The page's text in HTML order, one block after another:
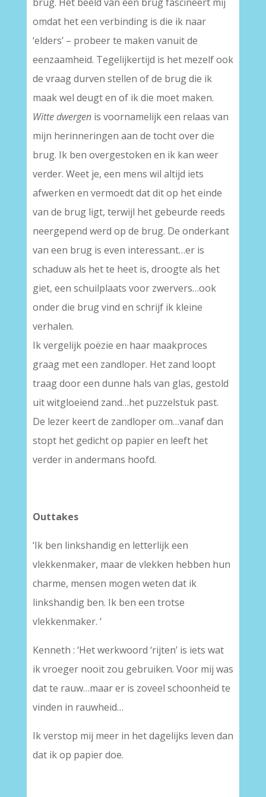
brug. Het beeld van een brug fascineert mij
omdat het een verbinding is die ik naar
‘elders’ – probeer te maken vanuit de
eenzaamheid. Tegelijkertijd is het mezelf ook
de vraag durven stellen of de brug die ik
maak wel deugt en of ik die moet maken.
Wittedwergenis voornamelijk een relaas van
mijn herinneringen aan de tocht over die
brug. Ik ben overgestoken en ik kan weer
verder. Weet je, een mens wil altijd iets
afwerken en vermoedt dat dit op het einde
van de brug ligt, terwijl het gebeurde reeds
neergepend werd op de brug. De onderkant
van een brug is even interessant…er is
schaduw als het te heet is, droogte als het
giet, een schuilplaats voor zwervers…ook
onder die brug vind en schrijf ik kleine
verhalen.
Ik vergelijk poëzie en haar maakproces
graag met een zandloper. Het zand loopt
traag door een dunne hals van glas, gestold
uit witgloeiend zand…het puzzelstuk past.
De lezer keert de zandloper om…vanaf dan
stopt het gedicht op papier en leeft het
verder in andermans hoofd.
Outtakes
‘Ik ben linkshandig en letterlijk een
vlekkenmaker, maar de vlekken hebben hun
charme, mensen mogen weten dat ik
linkshandig ben. Ik ben een trotse
vlekkenmaker. ‘
Kenneth : ‘Het werkwoord ‘rijten’ is iets wat
ik vroeger nooit zou gebruiken. Voor mij was
dat te rauw…maar er is zoveel schoonheid te
vinden in rauwheid…
Ik verstop mij meer in het dagelijks leven dan
dat ik op papier doe.